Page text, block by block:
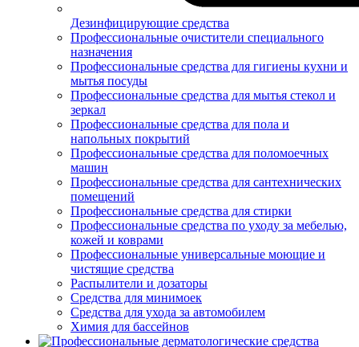
Дезинфицирующие средства
Профессиональные очистители специального
назначения
Профессиональные средства для гигиены кухни и
мытья посуды
Профессиональные средства для мытья стекол и
зеркал
Профессиональные средства для пола и
напольных покрытий
Профессиональные средства для поломоечных
машин
Профессиональные средства для сантехнических
помещений
Профессиональные средства для стирки
Профессиональные средства по уходу за мебелью,
кожей и коврами
Профессиональные универсальные моющие и
чистящие средства
Распылители и дозаторы
Средства для минимоек
Средства для ухода за автомобилем
Химия для бассейнов